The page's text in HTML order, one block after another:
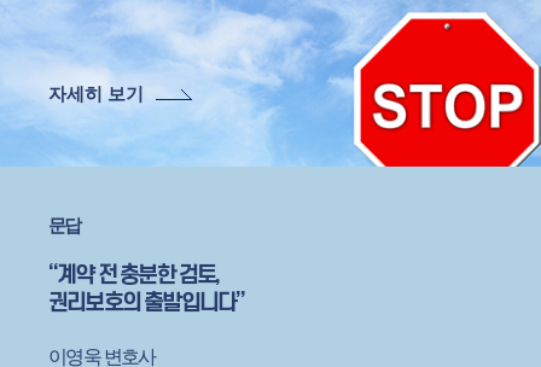
자세히 보기
문답
“계약 전 충분한 검토,
권리보호의 출발입니다”
이영욱 변호사